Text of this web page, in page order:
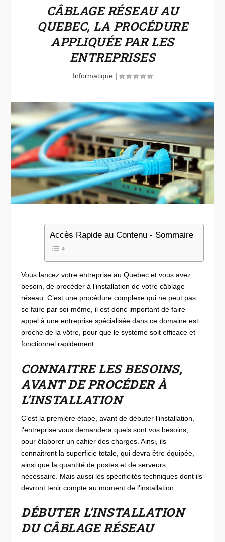
CÂBLAGE RÉSEAU AU
QUEBEC, LA PROCÉDURE
APPLIQUÉE PAR LES
ENTREPRISES
Informatique |
Accès Rapide au Contenu - Sommaire
Vous lancez votre entreprise au Quebec et vous avez
besoin, de procéder à l’installation de votre câblage
réseau. C’est une procédure complexe qui ne peut pas
se faire par soi-même, il est donc important de faire
appel à une entreprise spécialisée dans ce domaine est
proche de la vôtre, pour que le système soit efficace et
fonctionnel rapidement.
CONNAITRE LES BESOINS,
AVANT DE PROCÉDER À
L’INSTALLATION
C’est la première étape, avant de débuter l’installation,
l’entreprise vous demandera quels sont vos besoins,
pour élaborer un cahier des charges. Ainsi, ils
connaitront la superficie totale, qui devra être équipée,
ainsi que la quantité de postes et de serveurs
nécessaire. Mais aussi les spécificités techniques dont ils
devront tenir compte au moment de l’installation.
DÉBUTER L’INSTALLATION
DU CÂBLAGE RÉSEAU